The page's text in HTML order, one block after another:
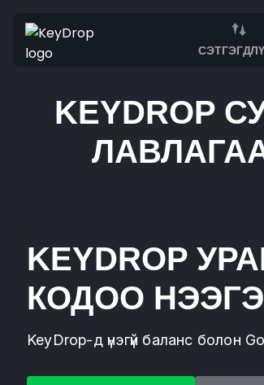
KEYDROP
KEYDROP
КОДОО
KeyDrop-д үнэгүй баланс болон